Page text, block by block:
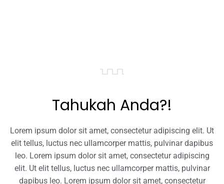
Tahukah Anda?!
Lorem ipsum dolor sit amet, consectetur adipiscing elit. Ut
elit tellus, luctus nec ullamcorper mattis, pulvinar dapibus
leo.​ Lorem ipsum dolor sit amet, consectetur adipiscing
elit. Ut elit tellus, luctus nec ullamcorper mattis, pulvinar
dapibus leo.​ Lorem ipsum dolor sit amet, consectetur